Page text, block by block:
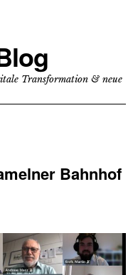
Transformation & neue
Bahnhof